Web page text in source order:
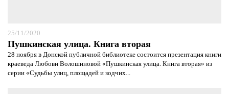
25/11/2020
Пушкинская улица. Книга вторая
28 ноября в Донской публичной библиотеке состоится презентация книги
краеведа Любови Волошиновой «Пушкинская улица. Книга вторая» из
серии «Судьбы улиц, площадей и зодчих...